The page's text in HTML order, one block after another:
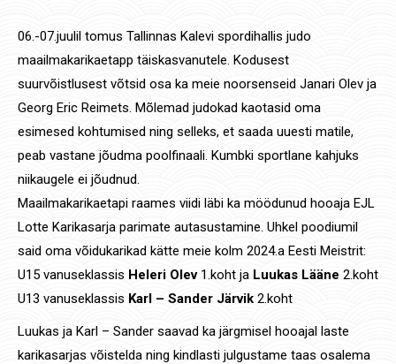
06.-07.juulil tomus Tallinnas Kalevi spordihallis judo
maailmakarikaetapp täiskasvanutele. Kodusest
suurvõistlusest võtsid osa ka meie noorsenseid Janari Olev ja
Georg Eric Reimets. Mõlemad judokad kaotasid oma
esimesed kohtumised ning selleks, et saada uuesti matile,
peab vastane jõudma poolfinaali. Kumbki sportlane kahjuks
niikaugele ei jõudnud.
Maailmakarikaetapi raames viidi läbi ka möödunud hooaja EJL
Lotte Karikasarja parimate autasustamine. Uhkel poodiumil
said oma võidukarikad kätte meie kolm 2024.a Eesti Meistrit:
U15 vanuseklassis Heleri Olev1.koht ja Luukas Lääne 2.koht
U13 vanuseklassis Karl – Sander Järvik 2.koht
Luukas ja Karl – Sander saavad ka järgmisel hooajal laste
karikasarjas võistelda ning kindlasti julgustame taas osalema